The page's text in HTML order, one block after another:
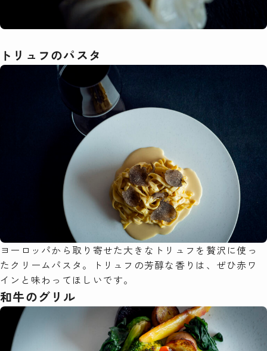
トリュフのパスタ
ヨーロッパから取り寄せた大きなトリュフを贅沢に使っ
たクリームパスタ。トリュフの芳醇な香りは、ぜひ赤ワ
インと味わってほしいです。
和牛のグリル